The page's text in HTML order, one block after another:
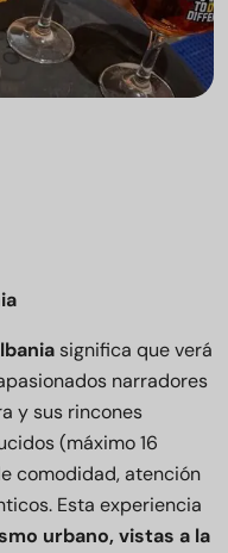
significa que verá
narradores
y sus rincones
(máximo 16
comodidad, atención
Esta experiencia
urbano, vistas a la